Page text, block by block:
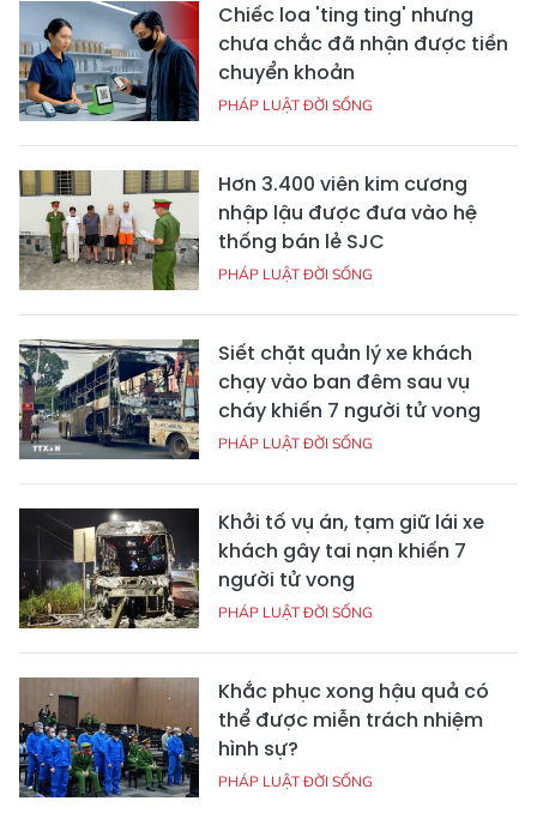
Chiếc loa 'ting ting' nhưng
chưa chắc đã nhận được tiền
chuyển khoản
PHÁP LUẬT ĐỜI SỐNG
Hơn 3.400 viên kim cương
nhập lậu được đưa vào hệ
thống bán lẻ SJC
PHÁP LUẬT ĐỜI SỐNG
Siết chặt quản lý xe khách
chạy vào ban đêm sau vụ
cháy khiến 7 người tử vong
PHÁP LUẬT ĐỜI SỐNG
Khởi tố vụ án, tạm giữ lái xe
khách gây tai nạn khiến 7
người tử vong
PHÁP LUẬT ĐỜI SỐNG
Khắc phục xong hậu quả có
thể được miễn trách nhiệm
hình sự?
PHÁP LUẬT ĐỜI SỐNG